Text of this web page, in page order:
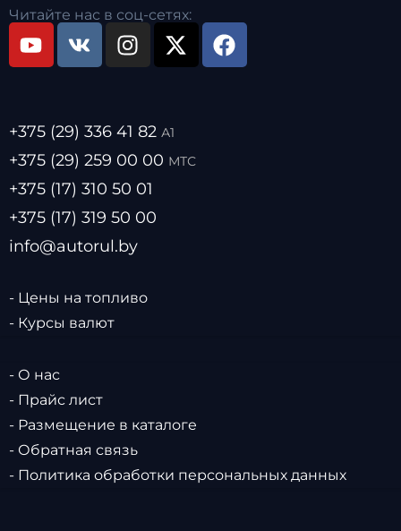
Читайте нас в соц-сетях:
+375 (29) 336 41 82 А1
+375 (29) 259 00 00 МТС
+375 (17) 310 50 01
+375 (17) 319 50 00
info@autorul.by
- Цены на топливо
- Курсы валют
- О нас
- Прайс лист
- Размещение в каталоге
- Обратная связь
- Политика обработки персональных данных